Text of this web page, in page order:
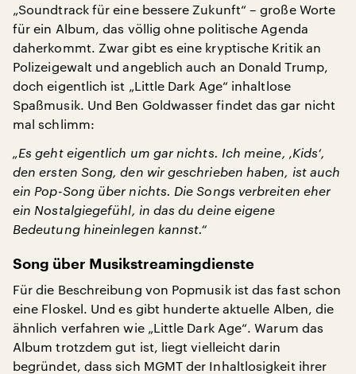
„Soundtrack für eine bessere Zukunft“ – große Worte
für ein Album, das völlig ohne politische Agenda
daherkommt. Zwar gibt es eine kryptische Kritik an
Polizeigewalt und angeblich auch an Donald Trump,
doch eigentlich ist „Little Dark Age“ inhaltlose
Spaßmusik. Und Ben Goldwasser findet das gar nicht
mal schlimm:
„Es geht eigentlich um gar nichts. Ich meine, ‚Kids‘,
den ersten Song, den wir geschrieben haben, ist auch
ein Pop-Song über nichts. Die Songs verbreiten eher
ein Nostalgiegefühl, in das du deine eigene
Bedeutung hineinlegen kannst.“
Song über Musikstreamingdienste
Für die Beschreibung von Popmusik ist das fast schon
eine Floskel. Und es gibt hunderte aktuelle Alben, die
ähnlich verfahren wie „Little Dark Age“. Warum das
Album trotzdem gut ist, liegt vielleicht darin
begründet, dass sich MGMT der Inhaltlosigkeit ihrer